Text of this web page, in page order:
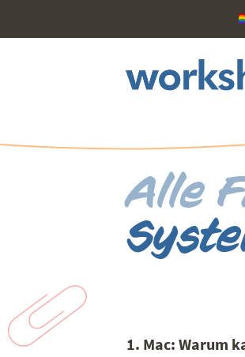
Alle
1. Mac: Warum